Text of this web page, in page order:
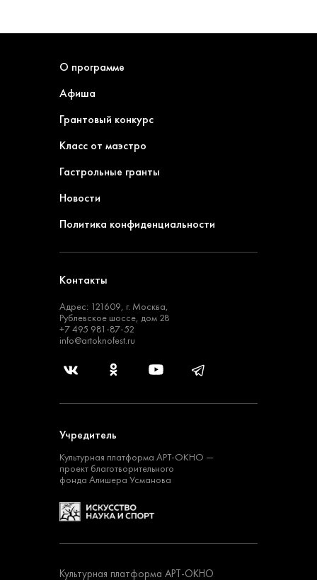
О программе
Афиша
Грантовый конкурс
Класс от маэстро
Гастрольные гранты
Новости
Политика конфиденциальности
Контакты
Адрес: 121609, г. Москва,
Рублевское шоссе, дом 28
+7 495 981-87-52
info@artoknofest.ru
Учредитель
Культурная платформа АРТ-ОКНО —
проект благотворительного
фонда Алишера Усманова
Культурная платформа АРТ-ОКНО